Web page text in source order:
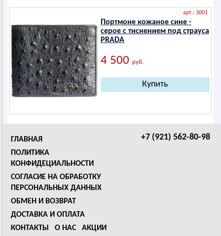
арт.: 3001
Портмоне кожаное сине -
серое с тиснением под страуса
РRАDА
4 500 руб.
+7 (921) 562-80-98
ГЛАВНАЯ
ПОЛИТИКА
КОНФИДЕЦИАЛЬНОСТИ
СОГЛАСИЕ НА ОБРАБОТКУ
ПЕРСОНАЛЬНЫХ ДАННЫХ
ОБМЕН И ВОЗВРАТ
ДОСТАВКА И ОПЛАТА
КОНТАКТЫ
О НАС АКЦИИ